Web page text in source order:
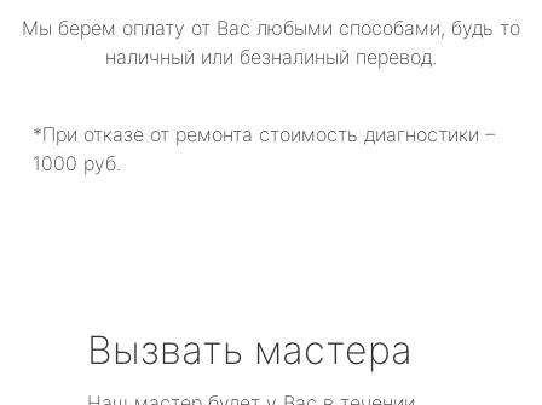
Мы берем оплату от Вас любыми способами, будь то
наличный или безналиный перевод.
*При отказе от ремонта стоимость диагностики –
1000 руб.
Вызвать мастера